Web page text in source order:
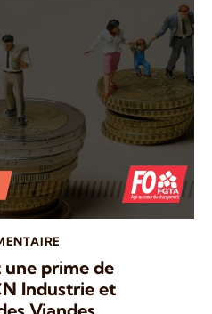
prime de
Industrie et